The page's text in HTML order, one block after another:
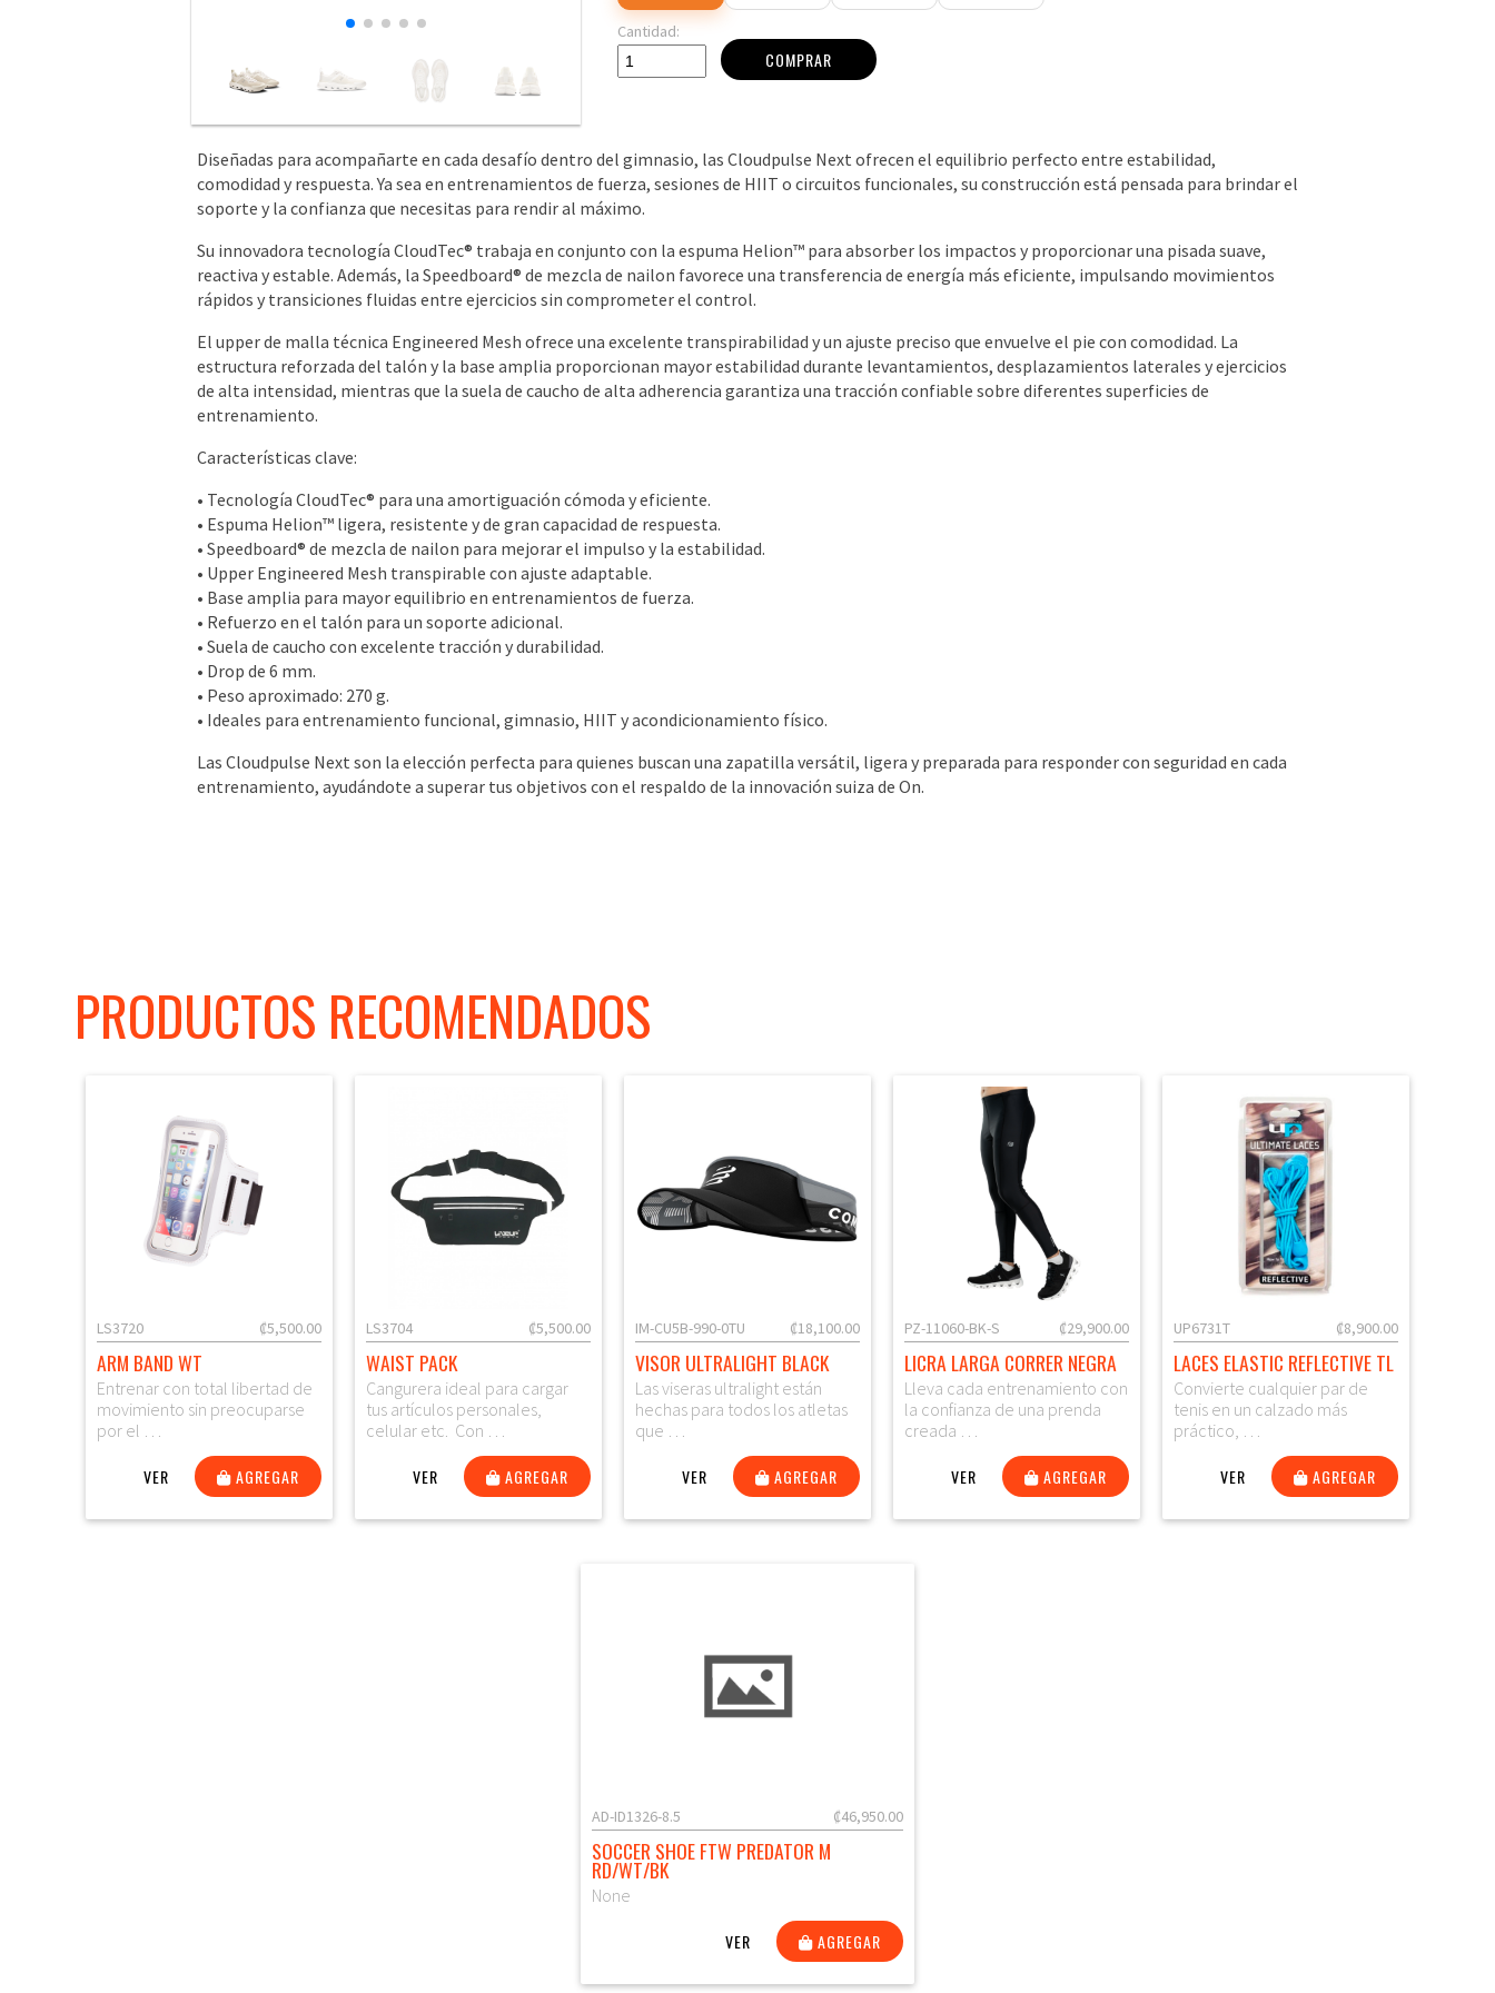
Cantidad:
COMPRAR
Diseñadas para acompañarte en cada desafío dentro del gimnasio, las Cloudpulse Next ofrecen el equilibrio perfecto entre estabilidad,
comodidad y respuesta. Ya sea en entrenamientos de fuerza, sesiones de HIIT o circuitos funcionales, su construcción está pensada para brindar el
soporte y la confianza que necesitas para rendir al máximo.
Su innovadora tecnología CloudTec® trabaja en conjunto con la espuma Helion™ para absorber los impactos y proporcionar una pisada suave,
reactiva y estable. Además, la Speedboard® de mezcla de nailon favorece una transferencia de energía más eficiente, impulsando movimientos
rápidos y transiciones fluidas entre ejercicios sin comprometer el control.
El upper de malla técnica Engineered Mesh ofrece una excelente transpirabilidad y un ajuste preciso que envuelve el pie con comodidad. La
estructura reforzada del talón y la base amplia proporcionan mayor estabilidad durante levantamientos, desplazamientos laterales y ejercicios
de alta intensidad, mientras que la suela de caucho de alta adherencia garantiza una tracción confiable sobre diferentes superficies de
entrenamiento.
Características clave:
• Tecnología CloudTec® para una amortiguación cómoda y eficiente.
• Espuma Helion™ ligera, resistente y de gran capacidad de respuesta.
• Speedboard® de mezcla de nailon para mejorar el impulso y la estabilidad.
• Upper Engineered Mesh transpirable con ajuste adaptable.
• Base amplia para mayor equilibrio en entrenamientos de fuerza.
• Refuerzo en el talón para un soporte adicional.
• Suela de caucho con excelente tracción y durabilidad.
• Drop de 6 mm.
• Peso aproximado: 270 g.
• Ideales para entrenamiento funcional, gimnasio, HIIT y acondicionamiento físico.
Las Cloudpulse Next son la elección perfecta para quienes buscan una zapatilla versátil, ligera y preparada para responder con seguridad en cada
entrenamiento, ayudándote a superar tus objetivos con el respaldo de la innovación suiza de On.
PRODUCTOS RECOMENDADOS
₡5,500.00
LS3720
ARM BAND WT
Entrenar con total libertad de
movimiento sin preocuparse
por el …
VER AGREGAR
₡5,500.00
LS3704
WAIST PACK
Cangurera ideal para cargar
tus artículos personales,
celular etc. Con …
VER AGREGAR
₡18,100.00
IM-CU5B-990-0TU
VISOR ULTRALIGHT BLACK
Las viseras ultralight están
hechas para todos los atletas
que …
VER AGREGAR
₡29,900.00
PZ-11060-BK-S
LICRA LARGA CORRER NEGRA
Lleva cada entrenamiento con
la confianza de una prenda
creada …
VER AGREGAR
₡8,900.00
UP6731T
LACES ELASTIC REFLECTIVE TL
Convierte cualquier par de
tenis en un calzado más
práctico, …
VER AGREGAR
₡46,950.00
AD-ID1326-8.5
SOCCER SHOE FTW PREDATOR M
RD/WT/BK
None
VER AGREGAR